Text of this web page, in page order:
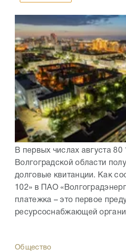
В первых числах августа 80
Волгоградской области
долговые квитанции. Как
102» в ПАО
платежка – это первое
ресурсоснабжающей
Общество